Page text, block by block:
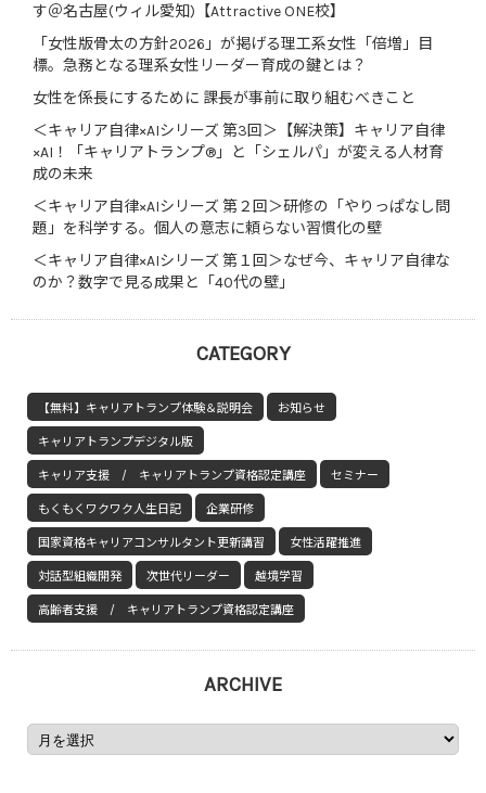
す＠名古屋(ウィル愛知)【Attractive ONE校】
「女性版骨太の方針2026」が掲げる理工系女性「倍増」目
標。急務となる理系女性リーダー育成の鍵とは？
女性を係長にするために 課長が事前に取り組むべきこと
＜キャリア自律×AIシリーズ 第3回＞【解決策】キャリア自律
×AI！「キャリアトランプ®」と「シェルパ」が変える人材育
成の未来
＜キャリア自律×AIシリーズ 第２回＞研修の「やりっぱなし問
題」を科学する。個人の意志に頼らない習慣化の壁
＜キャリア自律×AIシリーズ 第１回＞なぜ今、キャリア自律な
のか？数字で見る成果と「40代の壁」
CATEGORY
【無料】キャリアトランプ体験＆説明会 お知らせ
キャリアトランプデジタル版
キャリア支援 / キャリアトランプ資格認定講座 セミナー
もくもくワクワク人生日記 企業研修
国家資格キャリアコンサルタント更新講習 女性活躍推進
対話型組織開発 次世代リーダー 越境学習
高齢者支援 / キャリアトランプ資格認定講座
ARCHIVE